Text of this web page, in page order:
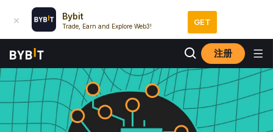
Bybit
Trade, Earn and Explore Web3! GET
注册